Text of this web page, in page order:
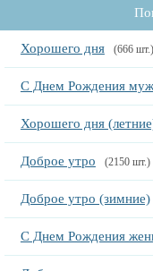
Хорошего дня (666 шт.)
С Днем Рождения
Хорошего дня
Доброе утро (2150 шт.)
Доброе утро (зимние)
С Днем Рождения